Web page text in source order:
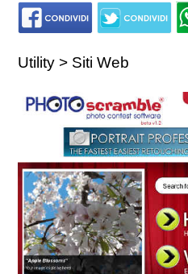
Utility > Siti Web